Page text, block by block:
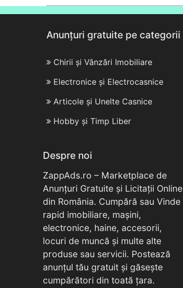
Anunțuri gratuite pe categorii
Chirii și Vânzări Imobiliare
Electronice și Electrocasnice
Articole și Unelte Casnice
Hobby și Timp Liber
Despre noi
ZappAds.ro – Marketplace de
Anunțuri Gratuite și Licitații Online
din România. Cumpără sau Vinde
rapid imobiliare, mașini,
electronice, haine, accesorii,
locuri de muncă și multe alte
produse sau servicii. Postează
anunțul tău gratuit și găsește
cumpărători din toată țara.